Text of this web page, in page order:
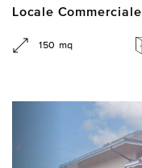
Locale Commerciale
150 mq